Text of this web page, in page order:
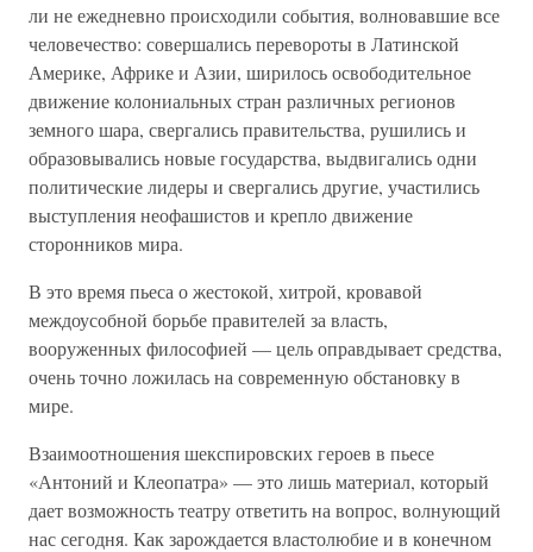
ли не ежедневно происходили события, волновавшие все
человечество: совершались перевороты в Латинской
Америке, Африке и Азии, ширилось освободительное
движение колониальных стран различных регионов
земного шара, свергались правительства, рушились и
образовывались новые государства, выдвигались одни
политические лидеры и свергались другие, участились
выступления неофашистов и крепло движение
сторонников мира.
В это время пьеса о жестокой, хитрой, кровавой
междоусобной борьбе правителей за власть,
вооруженных философией — цель оправдывает средства,
очень точно ложилась на современную обстановку в
мире.
Взаимоотношения шекспировских героев в пьесе
«Антоний и Клеопатра» — это лишь материал, который
дает возможность театру ответить на вопрос, волнующий
нас сегодня. Как зарождается властолюбие и в конечном